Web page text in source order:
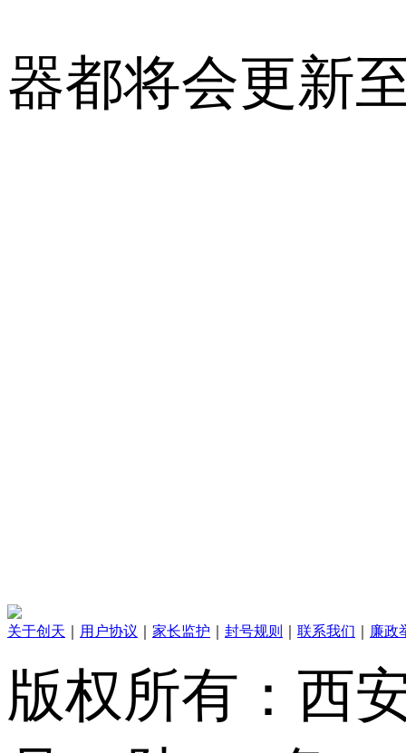
器都将会更新
关于创天 用户协议 家长监护 封号规则 联系我们 廉政
版权所有：西